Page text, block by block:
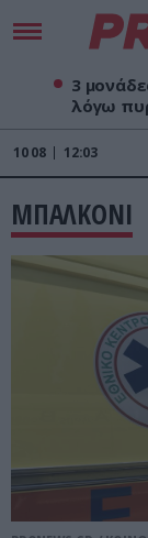
3
λόγω
10 08 12:03
ΜΠΑΛΚΟΝΙ